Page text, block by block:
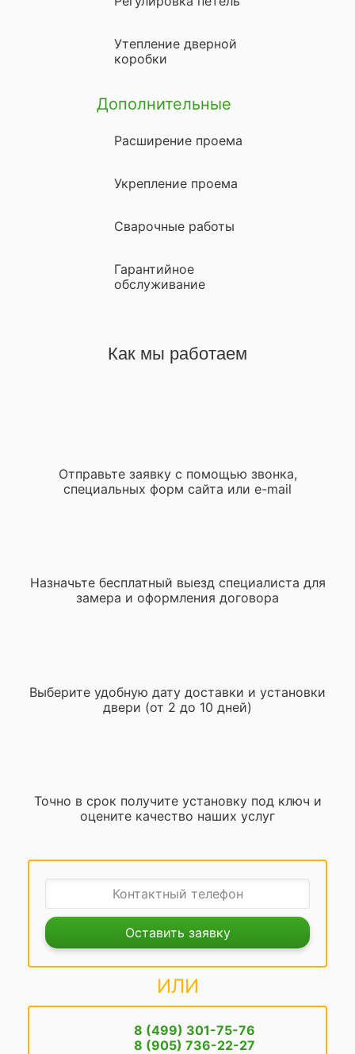
Утепление дверной
коробки
Дополнительные
Расширение проема
Укрепление проема
Сварочные работы
Гарантийное
обслуживание
Как мы работаем
Отправьте заявку с помощью звонка,
специальных форм сайта или e-mail
Назначьте бесплатный выезд специалиста для
замера и оформления договора
Выберите удобную дату доставки и установки
двери (от 2 до 10 дней)
Точно в срок получите установку под ключ и
оцените качество наших услуг
Оставить заявку
ИЛИ
8 (499) 301-75-76
8 (905) 736-22-27